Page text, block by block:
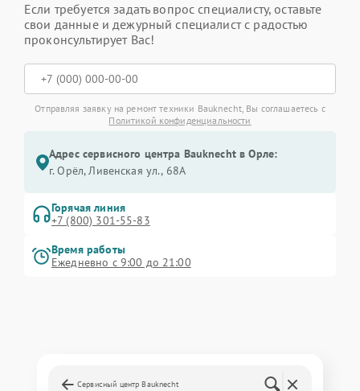
Если требуется задать вопрос специалисту, оставьте
свои данные и дежурный специалист с радостью
проконсультирует Вас!
Отправляя заявку на ремонт техники Bauknecht, Вы соглашаетесь с
Политикой конфиденциальности
Адрес сервисного центра Bauknecht в Орле:
г. Орёл, Ливенская ул., 68А
Горячая линия
+7 (800) 301-55-83
Время работы
Ежедневно с 9:00 до 21:00
Сервисный центр Bauknecht